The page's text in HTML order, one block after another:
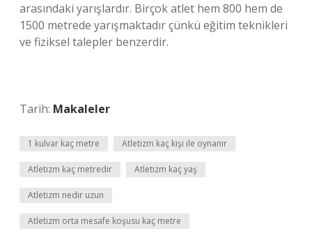
arasındaki yarışlardır. Birçok atlet hem 800 hem de
1500 metrede yarışmaktadır çünkü eğitim teknikleri
ve fiziksel talepler benzerdir.
Tarih: Makaleler
1 kulvar kaç metre Atletizm kaç kişi ile oynanır
Atletizm kaç metredir Atletizm kaç yaş
Atletizm nedir uzun
Atletizm orta mesafe koşusu kaç metre